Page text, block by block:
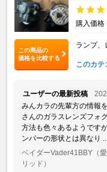
この商品の
価格を比較する
購入価格
ランプ、
このカテ
ユーザーの最新投稿
みんカラの先輩方の情報
さんのガラスレンズフォ
方法も色々あるようです
ンパーの形状とは異なり ...
ベイダーVader41BBY （
リッド）